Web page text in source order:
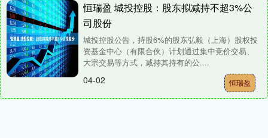
恒瑞盈 城投控股：股东拟减持不超3%公
司股份
城投控股公告，持股6%的股东弘毅（上海）股权投
资基金中心（有限合伙）计划通过集中竞价交易、
大宗交易等方式，减持其持有的公....
04-02 恒瑞盈